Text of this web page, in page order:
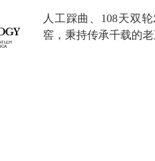
人工踩曲、108天双
窖，秉持传承千载的老